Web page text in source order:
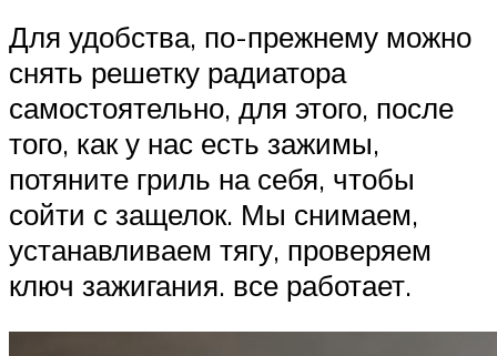
Для удобства, по-прежнему можно
снять решетку радиатора
самостоятельно, для этого, после
того, как у нас есть зажимы,
потяните гриль на себя, чтобы
сойти с защелок. Мы снимаем,
устанавливаем тягу, проверяем
ключ зажигания. все работает.